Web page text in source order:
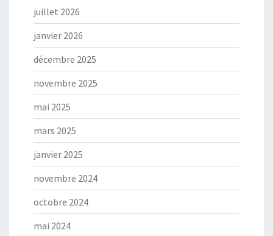
juillet 2026
janvier 2026
décembre 2025
novembre 2025
mai 2025
mars 2025
janvier 2025
novembre 2024
octobre 2024
mai 2024